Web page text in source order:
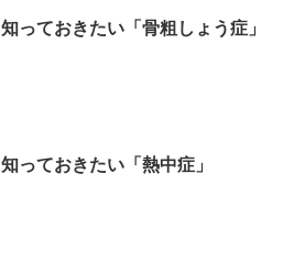
知っておきたい「骨粗しょう症」
知っておきたい「熱中症」